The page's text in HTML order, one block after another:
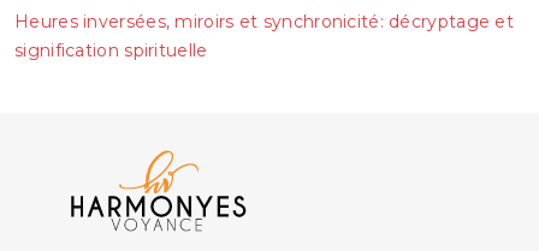
Heures inversées, miroirs et synchronicité: décryptage et
signification spirituelle